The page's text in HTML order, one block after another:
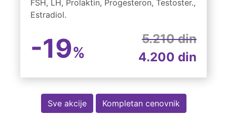
FSH, LH, Prolaktin, Progesteron, Testoster.,
Estradiol.
-19%
5.210 din
4.200 din
Sve akcije Kompletan cenovnik